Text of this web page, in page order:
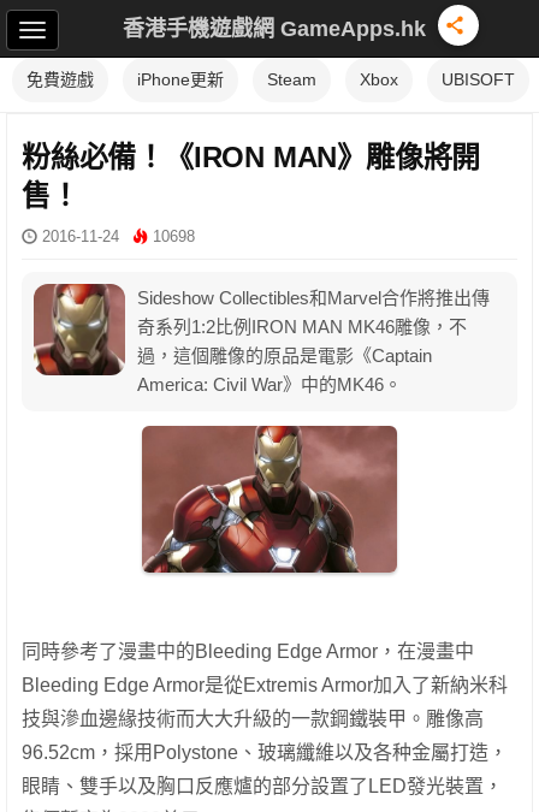
香港手機遊戲網 GameApps.hk
免費遊戲 iPhone更新 Steam Xbox UBISOFT
粉絲必備！《IRON MAN》雕像將開
售！
2016-11-24 10698
Sideshow Collectibles和Marvel合作將推出傳
奇系列1:2比例IRON MAN MK46雕像，不
過，這個雕像的原品是電影《Captain
America: Civil War》中的MK46。
同時參考了漫畫中的Bleeding Edge Armor，在漫畫中
Bleeding Edge Armor是從Extremis Armor加入了新納米科
技與滲血邊緣技術而大大升級的一款鋼鐵裝甲。雕像高
96.52cm，採用Polystone、玻璃纖維以及各种金屬打造，
眼睛、雙手以及胸口反應爐的部分設置了LED發光裝置，